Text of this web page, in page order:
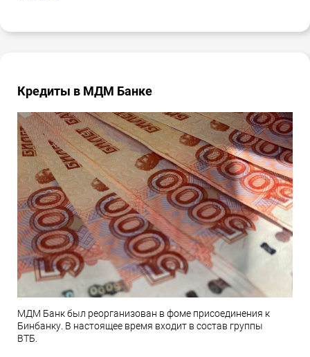
Кредиты в МДМ Банке
МДМ Банк был реорганизован в фоме присоединения к
Бинбанку. В настоящее время входит в состав группы
ВТБ.